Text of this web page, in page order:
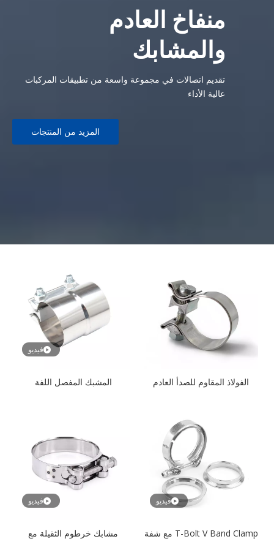
منفاخ العادم
والمشابك
تقديم اتصالات في مجموعة واسعة من تطبيقات المركبات
عالية الأداء
المزيد من المنتجات
فيديو
المشبك المفصل اللفة
الفولاذ المقاوم للصدأ العادم
فيديو
مشابك خرطوم الثقيلة مع
فيديو
T-Bolt V Band Clamp مع شفة